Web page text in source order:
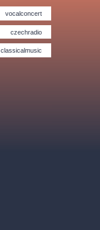
vocalconcert
czechradio
classicalmusic